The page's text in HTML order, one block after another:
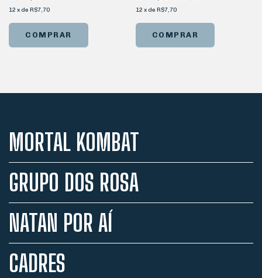
12 x de R$7,70
COMPRAR
12 x de R$7,70
COMPRAR
MORTAL KOMBAT
GRUPO DOS ROSA
NATAN POR AÍ
CADRES